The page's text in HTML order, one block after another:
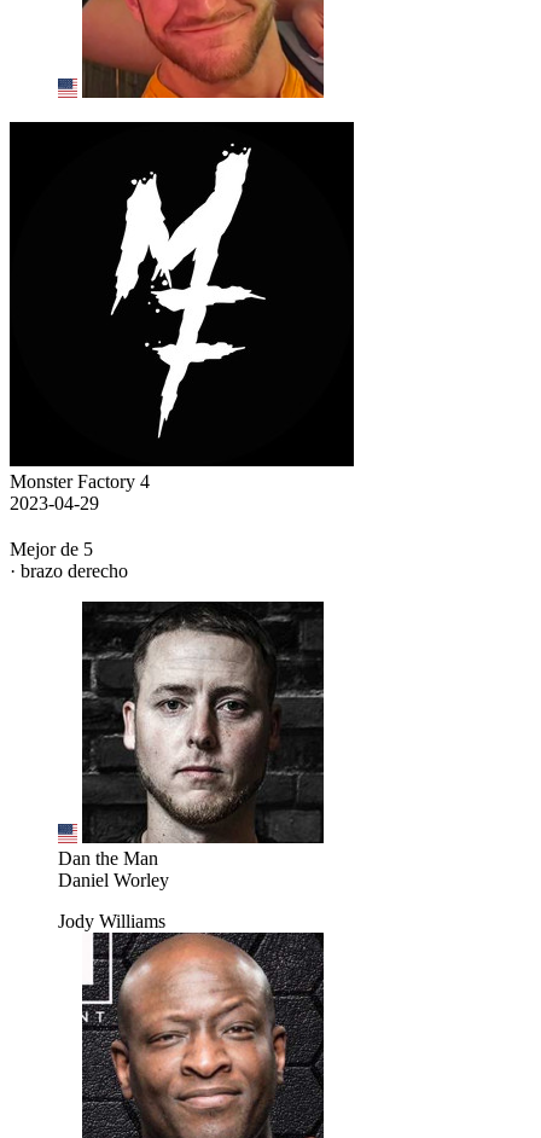
Monster Factory 4
2023-04-29
Mejor de 5
· brazo derecho
Dan the Man
Daniel Worley
Jody Williams